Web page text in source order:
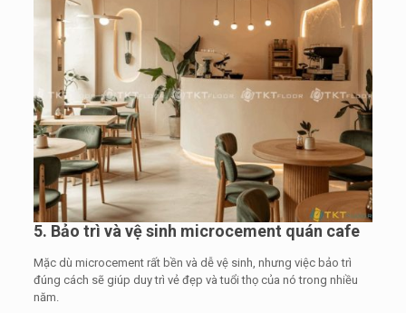
5. Bảo trì và vệ sinh microcement quán cafe
Mặc dù microcement rất bền và dễ vệ sinh, nhưng việc bảo trì
đúng cách sẽ giúp duy trì vẻ đẹp và tuổi thọ của nó trong nhiều
năm.